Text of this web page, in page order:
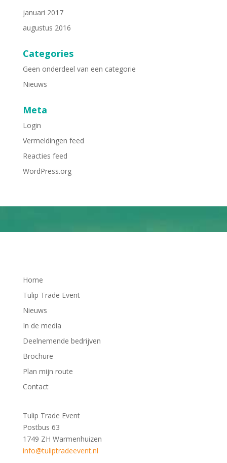
januari 2017
augustus 2016
Categories
Geen onderdeel van een categorie
Nieuws
Meta
Login
Vermeldingen feed
Reacties feed
WordPress.org
Home
Tulip Trade Event
Nieuws
In de media
Deelnemende bedrijven
Brochure
Plan mijn route
Contact
Tulip Trade Event
Postbus 63
1749 ZH Warmenhuizen
info@tuliptradeevent.nl